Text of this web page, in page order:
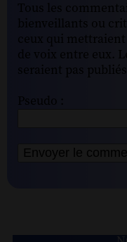
Tous les
bienveillants ou
ceux qui
de voix entre eux.
seraient pas
Pseudo :